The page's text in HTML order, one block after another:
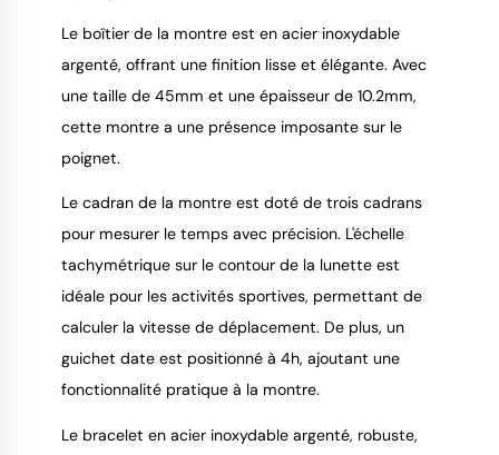
Le boîtier de la montre est en acier inoxydable
argenté, offrant une finition lisse et élégante. Avec
une taille de 45mm et une épaisseur de 10.2mm,
cette montre a une présence imposante sur le
poignet.
Le cadran de la montre est doté de trois cadrans
pour mesurer le temps avec précision. L'échelle
tachymétrique sur le contour de la lunette est
idéale pour les activités sportives, permettant de
calculer la vitesse de déplacement. De plus, un
guichet date est positionné à 4h, ajoutant une
fonctionnalité pratique à la montre.
Le bracelet en acier inoxydable argenté, robuste,